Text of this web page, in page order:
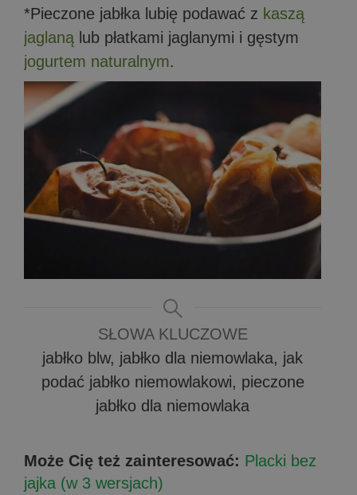
*Pieczone jabłka lubię podawać z kaszą
jaglaną lub płatkami jaglanymi i gęstym
jogurtem naturalnym.
SŁOWA KLUCZOWE
jabłko blw, jabłko dla niemowlaka, jak
podać jabłko niemowlakowi, pieczone
jabłko dla niemowlaka
Może Cię też zainteresować: Placki bez
jajka (w 3 wersjach)